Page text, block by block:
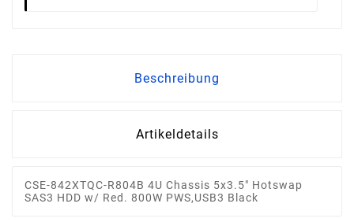
Beschreibung
Artikeldetails
CSE-842XTQC-R804B 4U Chassis 5x3.5" Hotswap
SAS3 HDD w/ Red. 800W PWS,USB3 Black